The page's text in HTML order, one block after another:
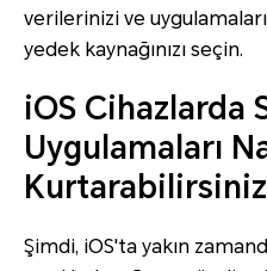
verilerinizi ve
yedek kaynağınızı seçin.
iOS Cihazlarda
Uygulamaları
Şimdi, iOS'ta yakın